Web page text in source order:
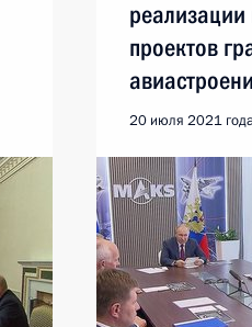
проектов
20 июля 2021